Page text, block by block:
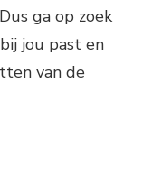
ga op zoek
jou past en
van de